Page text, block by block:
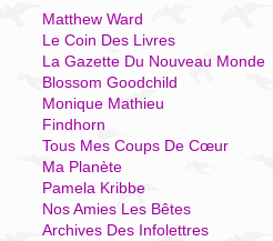
Matthew Ward
Le Coin Des Livres
La Gazette Du Nouveau Monde
Blossom Goodchild
Monique Mathieu
Findhorn
Tous Mes Coups De Cœur
Ma Planète
Pamela Kribbe
Nos Amies Les Bêtes
Archives Des Infolettres